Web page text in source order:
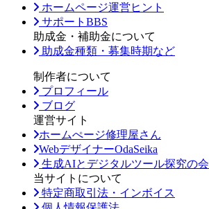
ホームページ運営ヒント
サポートBBS
助成金・補助金について
助成金種類・募集時期など
制作者について
プロフィール
ブログ
運営サイト
ホームぺージ修理屋さん
WebデザイナーOdaSeika
生成AIとデジタルツール探究の会
当サイトについて
特定商取引法・インボイス